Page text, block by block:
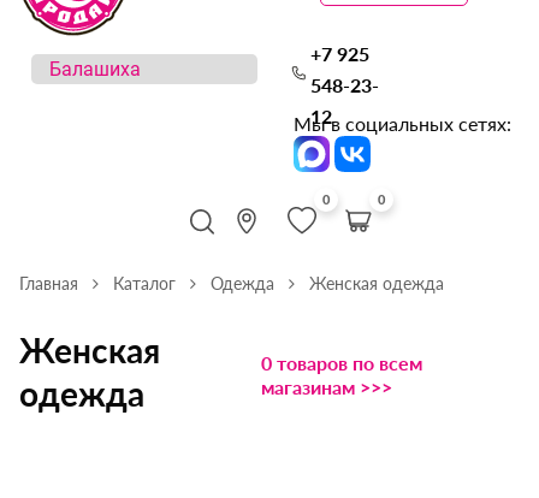
+7 925
548-23-
12
Мы в социальных сетях:
0 0
Главная Каталог Одежда Женская одежда
Женская
одежда
0 товаров по всем
магазинам >>>